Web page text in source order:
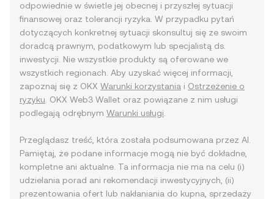
odpowiednie w świetle jej obecnej i przyszłej sytuacji
finansowej oraz tolerancji ryzyka. W przypadku pytań
dotyczących konkretnej sytuacji skonsultuj się ze swoim
doradcą prawnym, podatkowym lub specjalistą ds.
inwestycji. Nie wszystkie produkty są oferowane we
wszystkich regionach. Aby uzyskać więcej informacji,
zapoznaj się z OKX Warunki korzystania i Ostrzeżenie o
ryzyku . OKX Web3 Wallet oraz powiązane z nim usługi
podlegają odrębnym Warunki usługi
Przeglądasz treść, która została podsumowana przez AI.
Pamiętaj, że podane informacje mogą nie być dokładne,
kompletne ani aktualne. Ta informacja nie ma na celu (i)
udzielania porad ani rekomendacji inwestycyjnych, (ii)
prezentowania ofert lub nakłaniania do kupna, sprzedaży